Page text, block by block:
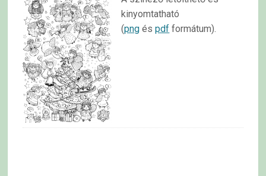
kinyomtatható
(png éspdf formátum).